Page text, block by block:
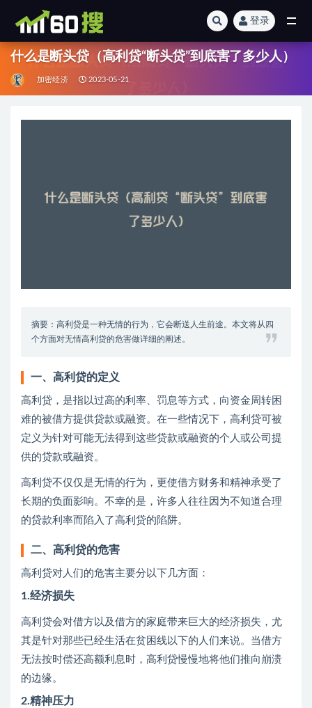
登录
什么是断头贷（高利贷“断头贷”到底害了多少人）
加密经济 2023-05-21
摘要：高利贷是一种无情的行为，它会断送人生前途。本文将从四
个方面对无情高利贷的危害做详细的阐述。
一、高利贷的定义
高利贷，是指以过高的利率、罚息等方式，向资金周转困
难的被借方提供贷款或融资。在一些情况下，高利贷可被
定义为针对可能无法得到这些贷款或融资的个人或公司提
供的贷款或融资。
高利贷不仅仅是无情的行为，更使借方财务和精神承受了
长期的负面影响。不幸的是，许多人往往因为不知道合理
的贷款利率而陷入了高利贷的陷阱。
二、高利贷的危害
高利贷对人们的危害主要分以下几方面：
1.经济损失
高利贷会对借方以及借方的家庭带来巨大的经济损失，尤
其是针对那些已经生活在贫困线以下的人们来说。当借方
无法按时偿还高额利息时，高利贷慢慢地将他们推向崩溃
的边缘。
2.精神压力